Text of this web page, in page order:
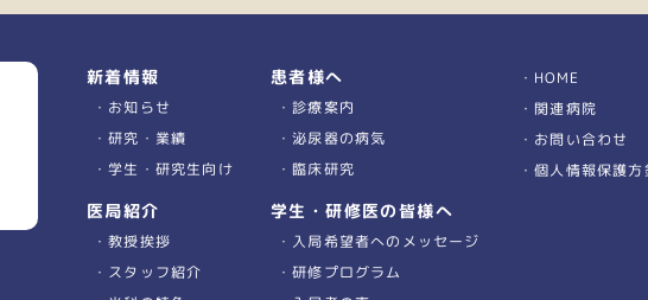
新着情報
お知らせ
研究・業績
学生・研究生向け
医局紹介
教授挨拶
スタッフ紹介
患者様へ
診療案内
泌尿器の病気
臨床研究
学生・研修医の皆様へ
入局希望者へのメッセージ
研修プログラム
HOME
関連病院
お問い合わせ
個人情報保護方